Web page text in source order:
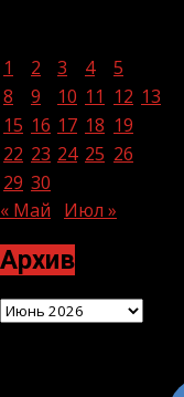
1
2 3 4 5
8
9 10 11 12 13
15 16 17 18 19
22 23 24 25 26
29 30
« Май
Июл »
Архив
Архив